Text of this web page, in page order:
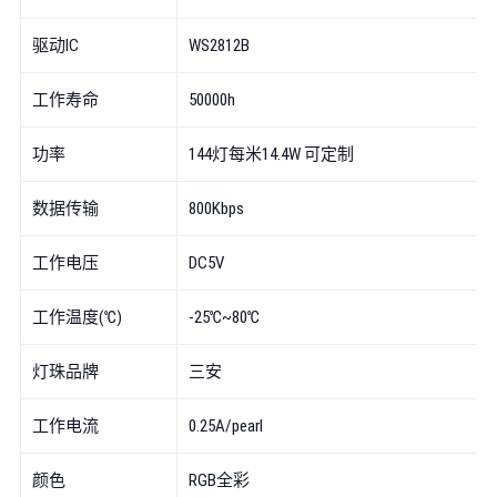
驱动IC WS2812B
工作寿命 50000h
功率 144灯每米14.4W 可定制
数据传输 800Kbps
工作电压 DC5V
工作温度(℃) -25℃~80℃
灯珠品牌 三安
工作电流 0.25A/pearl
颜色 RGB全彩